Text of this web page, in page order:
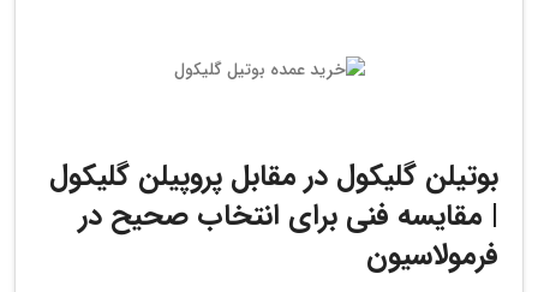
بوتیلن گلیکول در مقابل پروپیلن گلیکول
| مقایسه فنی برای انتخاب صحیح در
فرمولاسیون